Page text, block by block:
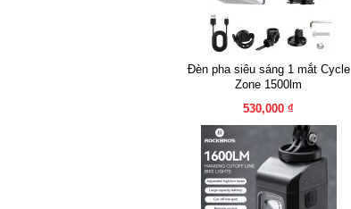
Đèn pha siêu sáng 1 mắt Cycle
Zone 1500lm
530,000 ₫